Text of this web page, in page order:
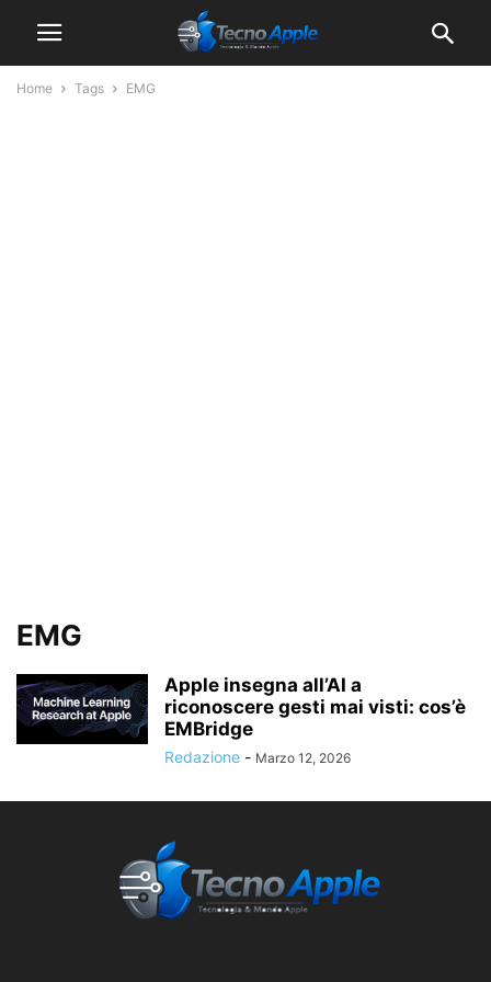
Home Tags EMG
EMG
Apple insegna all’AI a
riconoscere gesti mai visti: cos’è
EMBridge
Redazione - Marzo 12, 2026